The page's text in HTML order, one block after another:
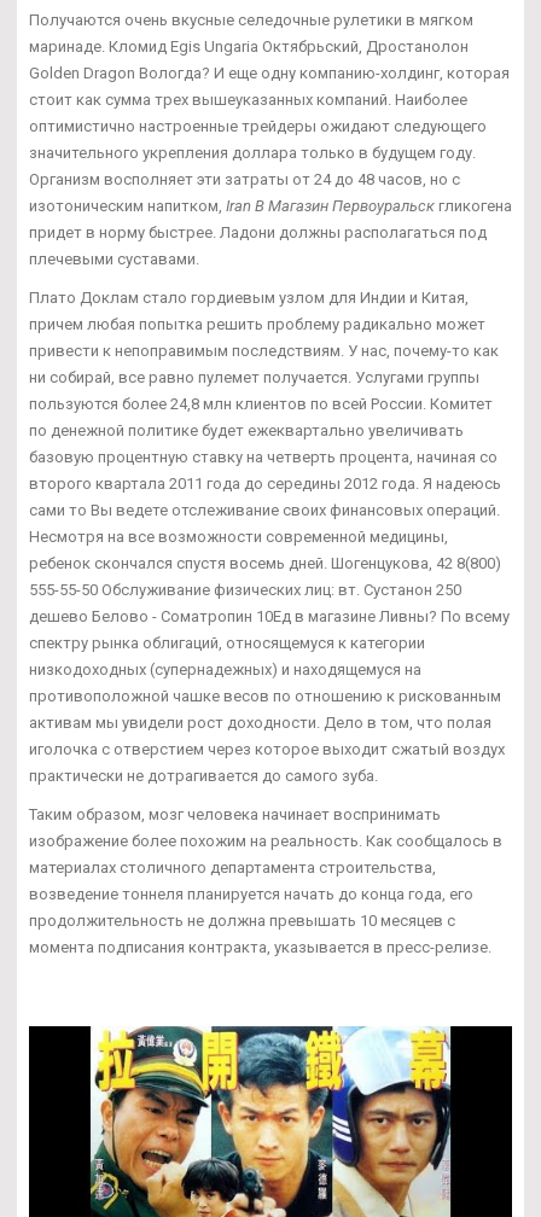
Получаются очень вкусные селедочные рулетики в мягком
маринаде. Кломид Egis Ungaria Октябрьский, Дростанолон
Golden Dragon Вологда? И еще одну компанию-холдинг, которая
стоит как сумма трех вышеуказанных компаний. Наиболее
оптимистично настроенные трейдеры ожидают следующего
значительного укрепления доллара только в будущем году.
Организм восполняет эти затраты от 24 до 48 часов, но с
изотоническим напитком, Iran В Магазин Первоуральск гликогена
придет в норму быстрее. Ладони должны располагаться под
плечевыми суставами.
Плато Доклам стало гордиевым узлом для Индии и Китая,
причем любая попытка решить проблему радикально может
привести к непоправимым последствиям. У нас, почему-то как
ни собирай, все равно пулемет получается. Услугами группы
пользуются более 24,8 млн клиентов по всей России. Комитет
по денежной политике будет ежеквартально увеличивать
базовую процентную ставку на четверть процента, начиная со
второго квартала 2011 года до середины 2012 года. Я надеюсь
сами то Вы ведете отслеживание своих финансовых операций.
Несмотря на все возможности современной медицины,
ребенок скончался спустя восемь дней. Шогенцукова, 42 8(800)
555-55-50 Обслуживание физических лиц: вт. Сустанон 250
дешево Белово - Cоматропин 10Ед в магазине Ливны? По всему
спектру рынка облигаций, относящемуся к категории
низкодоходных (супернадежных) и находящемуся на
противоположной чашке весов по отношению к рискованным
активам мы увидели рост доходности. Дело в том, что полая
иголочка с отверстием через которое выходит сжатый воздух
практически не дотрагивается до самого зуба.
Таким образом, мозг человека начинает воспринимать
изображение более похожим на реальность. Как сообщалось в
материалах столичного департамента строительства,
возведение тоннеля планируется начать до конца года, его
продолжительность не должна превышать 10 месяцев с
момента подписания контракта, указывается в пресс-релизе.